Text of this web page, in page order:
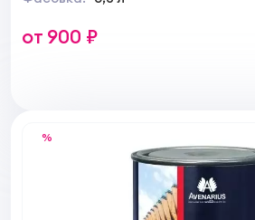
от 900 ₽
%